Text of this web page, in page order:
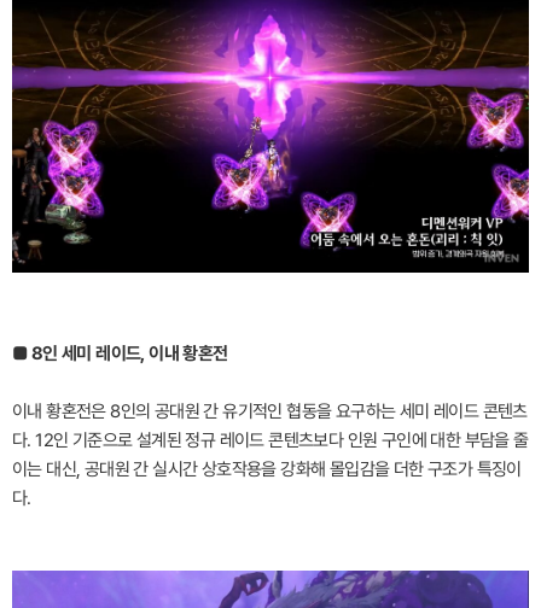
■ 8인 세미 레이드, 이내 황혼전
이내 황혼전은 8인의 공대원 간 유기적인 협동을 요구하는 세미 레이드 콘텐츠
다. 12인 기준으로 설계된 정규 레이드 콘텐츠보다 인원 구인에 대한 부담을 줄
이는 대신, 공대원 간 실시간 상호작용을 강화해 몰입감을 더한 구조가 특징이
다.